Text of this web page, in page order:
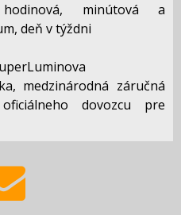
minútová a
deň v týždni
medzinárodná záručná
dovozcu pre